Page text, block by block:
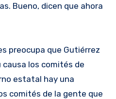
Bueno, dicen que ahora
preocupa que Gutiérrez
los comités de
estatal hay una
comités de la gente que